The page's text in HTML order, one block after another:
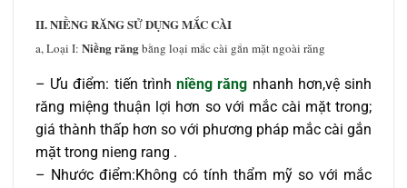
II. NIỀNG RĂNG SỬ DỤNG MẮC CÀI
a, Loại I: Niềng răngbằng loại mắc cài gắn mặt ngoài răng
– Ưu điểm: tiến trìnhniềng răng nhanh hơn,vệ sinh
răng miệng thuận lợi hơn so với mắc cài mặt trong;
giá thành thấp hơn so với phương pháp mắc cài gắn
mặt trong nieng rang .
– Nhước điểm:Không có tính thẩm mỹ so với mắc